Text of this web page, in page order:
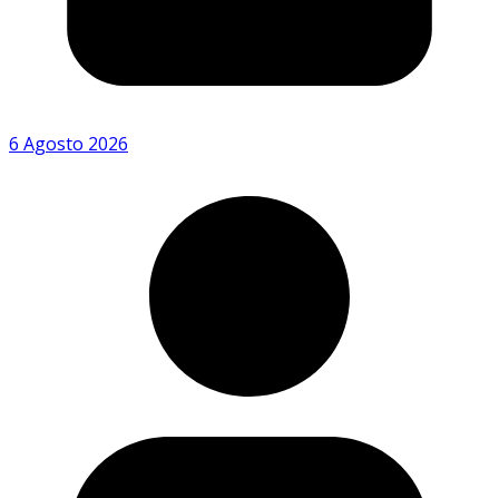
6 Agosto 2026